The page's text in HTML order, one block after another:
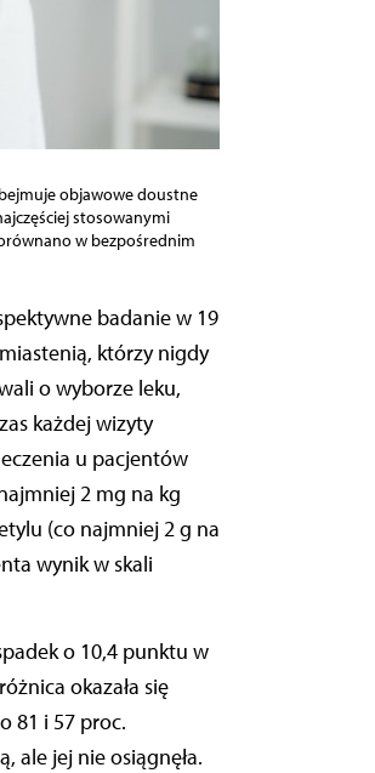
objawowe doustne
stosowanymi
w bezpośrednim
którzy nigdy
o wyborze leku,
każdej wizyty
u pacjentów
2 mg na kg
(co najmniej 2 g na
wynik w skali
o 10,4 punktu w
okazała się
81 i 57 proc.
ale jej nie osiągnęła.